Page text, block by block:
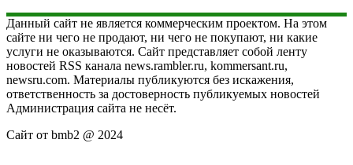
Данный сайт не является коммерческим проектом. На этом
сайте ни чего не продают, ни чего не покупают, ни какие
услуги не оказываются. Сайт представляет собой ленту
новостей RSS канала news.rambler.ru, kommersant.ru,
newsru.com. Материалы публикуются без искажения,
ответственность за достоверность публикуемых новостей
Администрация сайта не несёт.
Сайт от bmb2 @ 2024